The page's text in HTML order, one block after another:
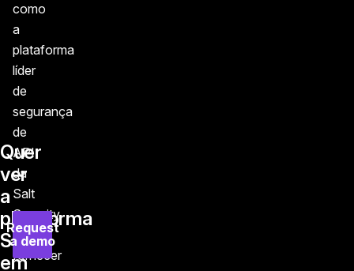
Quer
ver
a
plataforma
Salt
em
como
a
plataforma
líder
de
segurança
de
API
da
Salt
Security
pode
fornecer
Request
a demo